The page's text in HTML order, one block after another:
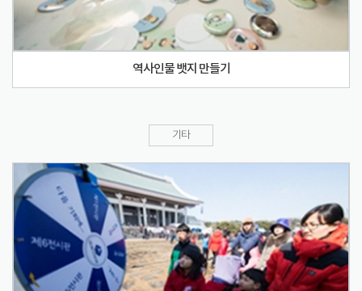
역사인물 뱃지 만들기
기타